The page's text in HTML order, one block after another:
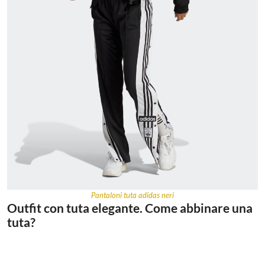
Pantaloni tuta adidas neri
Outfit con tuta elegante. Come abbinare una
tuta?